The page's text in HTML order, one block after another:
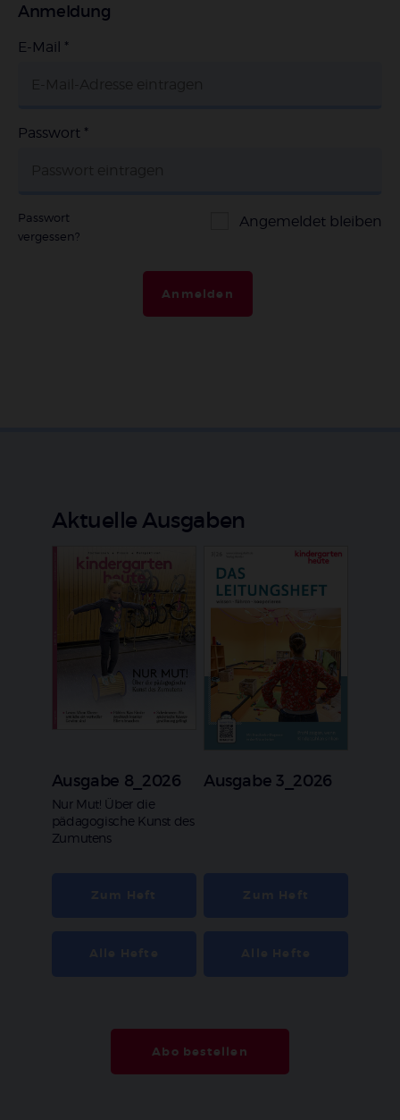
Anmeldung
E-Mail *
Passwort *
Passwort
vergessen?
Angemeldet bleiben
Anmelden
Aktuelle Ausgaben
Ausgabe 8_2026
:
Nur Mut! Über die
pädagogische Kunst des
Zumutens
Ausgabe 3_2026
Abo bestellen